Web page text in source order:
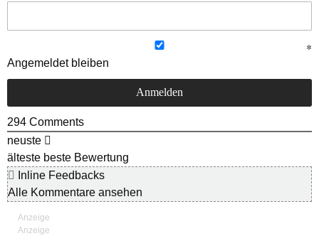
Angemeldet bleiben
294 Comments
neuste
älteste beste Bewertung
Inline Feedbacks
Alle Kommentare ansehen